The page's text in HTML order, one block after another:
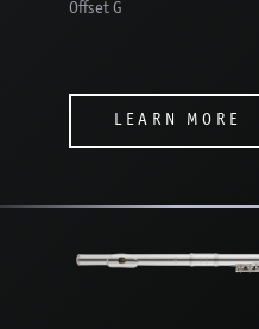
Offset G
LEARN MORE